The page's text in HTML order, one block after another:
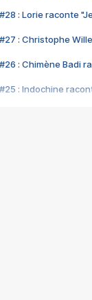
#28 : Lorie raconte
#27 : Christophe
#26 : Chimène Badi
#25 : Indochine